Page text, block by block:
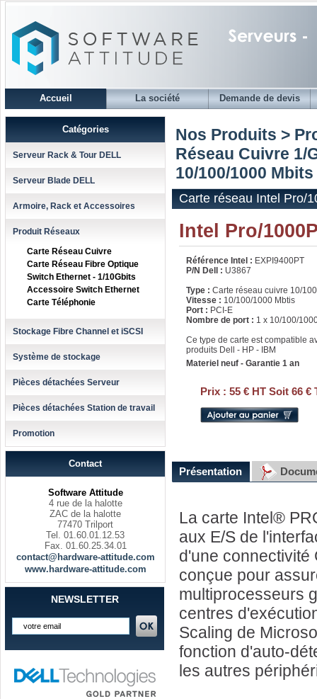
Accueil La société Demande de devis
Catégories
Serveur Rack & Tour DELL
Serveur Blade DELL
Armoire, Rack et Accessoires
Produit Réseaux
Carte Réseau Cuivre
Carte Réseau Fibre Optique
Switch Ethernet - 1/10Gbits
Accessoire Switch Ethernet
Carte Téléphonie
Stockage Fibre Channel et iSCSI
Système de stockage
Pièces détachées Serveur
Pièces détachées Station de travail
Promotion
Contact
Software Attitude
4 rue de la halotte
ZAC de la halotte
77470 Trilport
Tel. 01.60.01.12.53
Fax. 01.60.25.34.01
contact@hardware-attitude.com
www.hardware-attitude.com
NEWSLETTER
Nos Produits >
Réseau Cuivre 1/
10/100/1000 Mbits
Carte réseau Intel Pro/
Intel Pro/
Référence Intel : EXPI9400PT
P/N Dell : U3867
Type : Carte réseau cuivre 10/
Vitesse : 10/100/1000 Mbtis
Port : PCI-E
Nombre de port : 1 x 10/100/
Ce type de carte est compatible
produits Dell - HP - IBM
Materiel neuf - Garantie 1 an
Prix : 55 € HT Soit 66 €
Présentation
La carte Intel®
aux E/S de
d'une connectivité
conçue pour
multiprocesseurs
centres
Scaling de
fonction d'auto-
les autres